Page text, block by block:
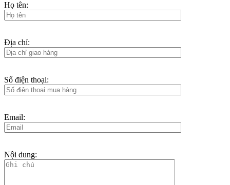
Họ tên:
Địa chỉ:
Số điện thoại:
Email:
Nội dung: